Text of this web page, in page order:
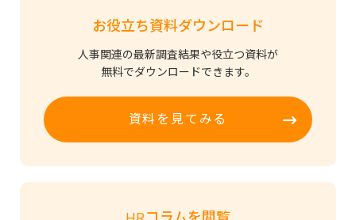
お役立ち資料ダウンロード
人事関連の最新調査結果や役立つ資料が
無料でダウンロードできます。
資料を見てみる